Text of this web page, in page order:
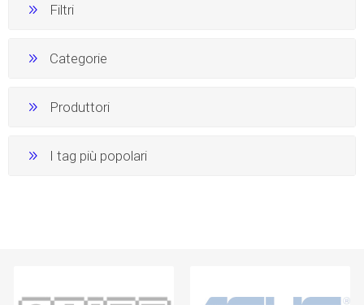
Filtri
Categorie
Produttori
I tag più popolari